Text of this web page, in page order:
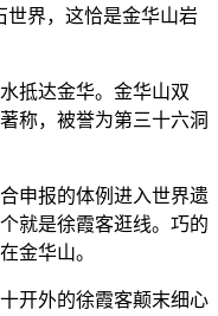
世界，这恰是金华山岩
抵达金华。金华山双
称，被誉为第三十六洞
报的体例进入世界遗
就是徐霞客逛线。巧的
金华山。
开外的徐霞客颠末细心